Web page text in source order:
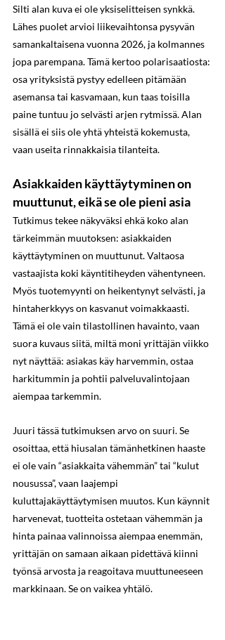
Silti alan kuva ei ole yksiselitteisen synkkä.
Lähes puolet arvioi liikevaihtonsa pysyvän
samankaltaisena vuonna 2026, ja kolmannes
jopa parempana. Tämä kertoo polarisaatiosta:
osa yrityksistä pystyy edelleen pitämään
asemansa tai kasvamaan, kun taas toisilla
paine tuntuu jo selvästi arjen rytmissä. Alan
sisällä ei siis ole yhtä yhteistä kokemusta,
vaan useita rinnakkaisia tilanteita.
Asiakkaiden käyttäytyminen on
muuttunut, eikä se ole pieni asia
Tutkimus tekee näkyväksi ehkä koko alan
tärkeimmän muutoksen: asiakkaiden
käyttäytyminen on muuttunut. Valtaosa
vastaajista koki käyntitiheyden vähentyneen.
Myös tuotemyynti on heikentynyt selvästi, ja
hintaherkkyys on kasvanut voimakkaasti.
Tämä ei ole vain tilastollinen havainto, vaan
suora kuvaus siitä, miltä moni yrittäjän viikko
nyt näyttää: asiakas käy harvemmin, ostaa
harkitummin ja pohtii palveluvalintojaan
aiempaa tarkemmin.
Juuri tässä tutkimuksen arvo on suuri. Se
osoittaa, että hiusalan tämänhetkinen haaste
ei ole vain “asiakkaita vähemmän” tai “kulut
nousussa”, vaan laajempi
kuluttajakäyttäytymisen muutos. Kun käynnit
harvenevat, tuotteita ostetaan vähemmän ja
hinta painaa valinnoissa aiempaa enemmän,
yrittäjän on samaan aikaan pidettävä kiinni
työnsä arvosta ja reagoitava muuttuneeseen
markkinaan. Se on vaikea yhtälö.